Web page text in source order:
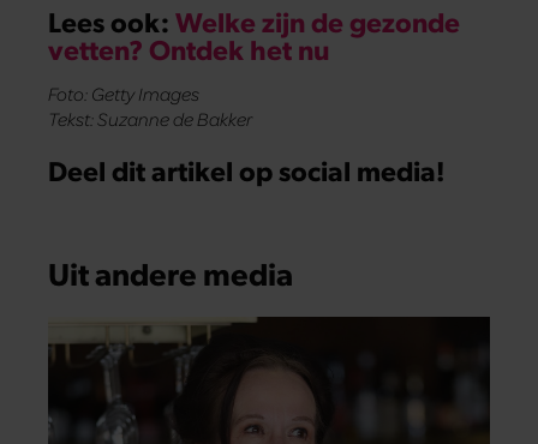
Lees ook:Welke zijn de gezonde
vetten? Ontdek het nu
Foto: Getty Images
Tekst: Suzanne de Bakker
Deel dit artikel op social media!
Uit andere media